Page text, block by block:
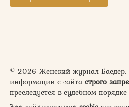
© 2026 Женский журнал Басдер.
информации с сайта строго
преследуется в судебном порядке